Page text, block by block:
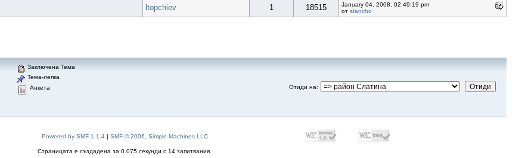
ltopchiev 1 18515
January 04, 2008, 02:49:19 pm
от stancho
Заключена Тема
Тема-лепка
Анкета
Отиди на:
Powered by SMF 1.1.4| SMF © 2006, Simple Machines LLC
Страницата е създадена за 0.075 секунди с 14 запитвания.